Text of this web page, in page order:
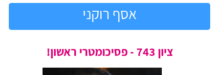
לפסיכומטרי
מבית
רווח
בחינות
אסף רוקני
ציון 743 - פסיכומטרי ראשון!